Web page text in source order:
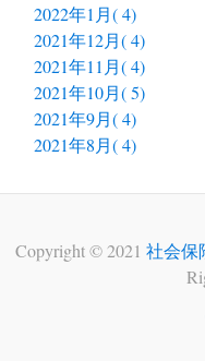
2022年1月( 4)
2021年12月( 4)
2021年11月( 4)
2021年10月( 5)
2021年9月( 4)
2021年8月( 4)
Copyright © 2021 社会保